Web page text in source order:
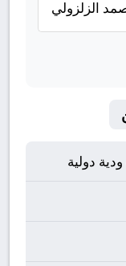
الزلزولي
دولية